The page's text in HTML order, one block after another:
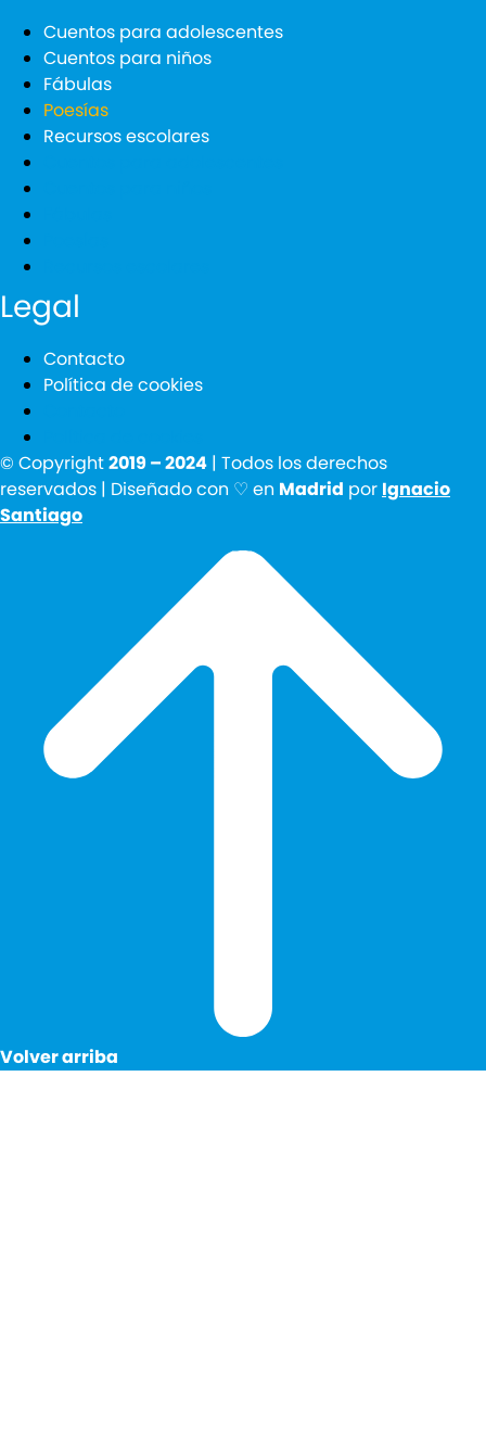
Cuentos para adolescentes
Cuentos para niños
Fábulas
Poesías
Recursos escolares
Legal
Contacto
Política de cookies
© Copyright2019 – 2024 | Todos los derechos
reservados | Diseñado con ♡ en Madrid por Ignacio
Santiago
Volver arriba